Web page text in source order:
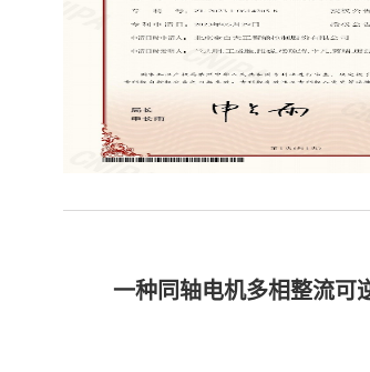
一种同轴电机多相整流可